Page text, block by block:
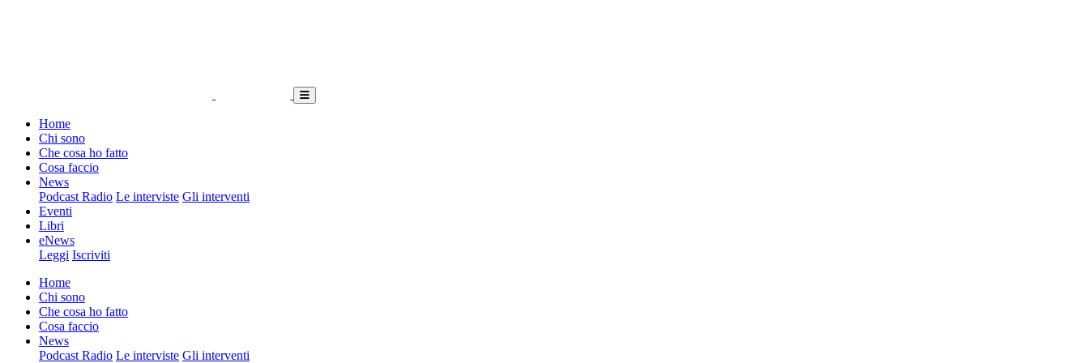
Home
Chi sono
Che cosa ho fatto
Cosa faccio
News
Podcast Radio Le interviste Gli interventi
Eventi
Libri
eNews
Leggi Iscriviti
Home
Chi sono
Che cosa ho fatto
Cosa faccio
News
Podcast Radio Le interviste Gli interventi